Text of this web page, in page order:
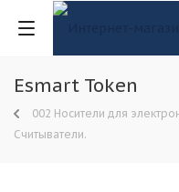
Esmart Token
002 Носители для
Считыватели.